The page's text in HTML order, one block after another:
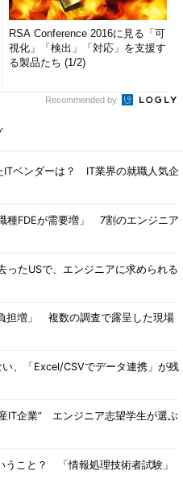
RSA Conference 2016に見る「可
視化」「検出」「対応」を支援す
る製品たち (1/2)
Recommended by
ITベンダーは？ IT業界の就職人気企
種FDEが需要増」 7割のエンジニア
ったUSで、エンジニアに求められる
担増」 複数の調査で露呈した現場
い、「Excel/CSVでデータ連携」が残
IT企業” エンジニア志望学生が選ぶ
うこと？ 「情報処理技術者試験」